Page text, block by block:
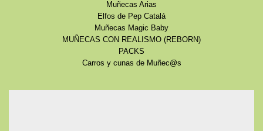
Muñecas Arias
Elfos de Pep Catalá
Muñecas Magic Baby
MUÑECAS CON REALISMO (REBORN)
PACKS
Carros y cunas de Muñec@s